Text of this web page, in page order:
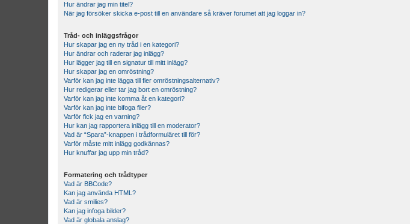
Hur ändrar jag min titel?
När jag försöker skicka e-post till en användare så kräver forumet att jag loggar in?
Tråd- och inläggsfrågor
Hur skapar jag en ny tråd i en kategori?
Hur ändrar och raderar jag inlägg?
Hur lägger jag till en signatur till mitt inlägg?
Hur skapar jag en omröstning?
Varför kan jag inte lägga till fler omröstningsalternativ?
Hur redigerar eller tar jag bort en omröstning?
Varför kan jag inte komma åt en kategori?
Varför kan jag inte bifoga filer?
Varför fick jag en varning?
Hur kan jag rapportera inlägg till en moderator?
Vad är “Spara”-knappen i trådformuläret till för?
Varför måste mitt inlägg godkännas?
Hur knuffar jag upp min tråd?
Formatering och trådtyper
Vad är BBCode?
Kan jag använda HTML?
Vad är smilies?
Kan jag infoga bilder?
Vad är globala anslag?